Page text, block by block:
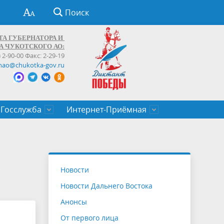
Поиск
ГУБЕРНАТОРА И
ЧУКОТСКОГО АО:
2-90-00 Факс: 2-29-19
gov.ru
Госслужба
служащих Чукотского автономного
Интернет-Приёмная
Новости
Новости Дальнего Востока
Анонсы
От первого лица